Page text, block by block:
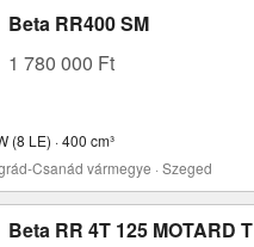
Beta RR400 SM
1 780 000 Ft
(8 LE) · 400 cm³
Csanád vármegye · Szeged
Beta RR 4T 125 MOTARD T